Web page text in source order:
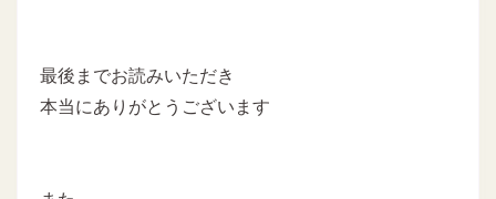
最後までお読みいただき
本当にありがとうございます